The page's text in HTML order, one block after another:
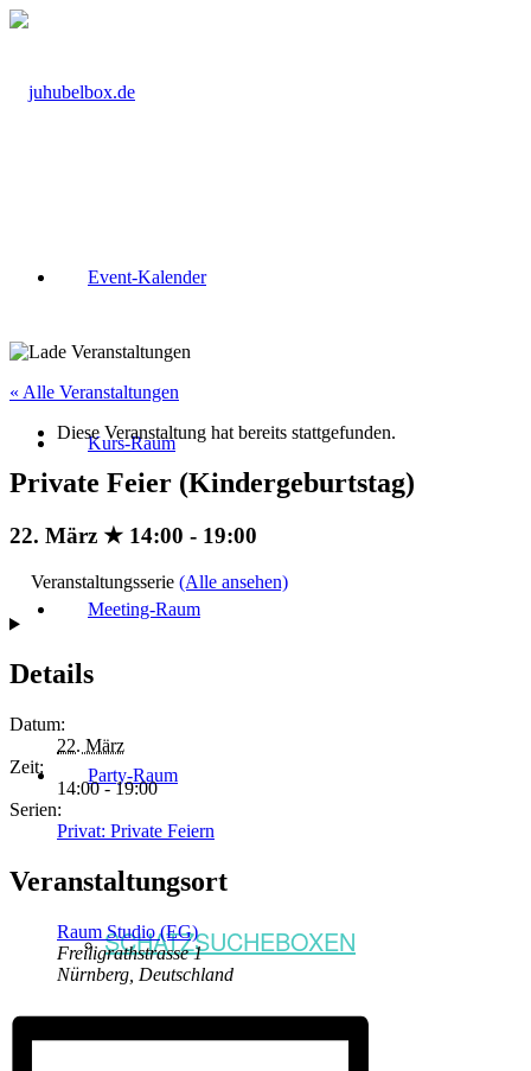
Event-Kalender
Kurs-Raum
Meeting-Raum
Party-Raum
SCHATZSUCHEBOXEN
« Alle Veranstaltungen
Diese Veranstaltung hat bereits stattgefunden.
Private Feier (Kindergeburtstag)
22. März ★ 14:00 - 19:00
Veranstaltungsserie (Alle ansehen)
Details
Datum:
22. März
Zeit:
14:00 - 19:00
Serien:
Privat: Private Feiern
Veranstaltungsort
Raum Studio (EG)
Freiligrathstrasse 1
Nürnberg Deutschland